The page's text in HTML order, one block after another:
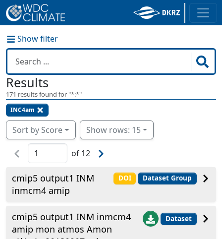
Show filter
Results
171 results found for "*:*"
INC4am
Sort by Score Show rows: 15
of 12
cmip5 output1 INM
inmcm4 amip
DOI Dataset Group
cmip5 output1 INM inmcm4
amip mon atmos Amon
Dataset